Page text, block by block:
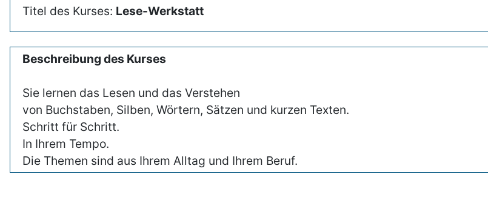
Titel des Kurses: Lese-Werkstatt
Beschreibung des Kurses
Sie lernen das Lesen und das Verstehen
von Buchstaben, Silben, Wörtern, Sätzen und kurzen Texten.
Schritt für Schritt.
In Ihrem Tempo.
Die Themen sind aus Ihrem Alltag und Ihrem Beruf.